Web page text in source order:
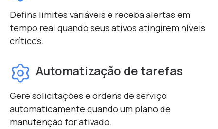
Defina limites variáveis ​​e receba alertas em
tempo real quando seus ativos atingirem níveis
críticos.
Automatização de tarefas
Gere solicitações e ordens de serviço
automaticamente quando um plano de
manutenção for ativado.